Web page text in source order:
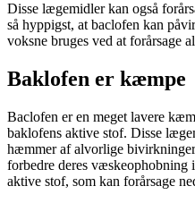
Disse lægemidler kan også
så hyppigst, at baclofen kan
voksne bruges ved at forårsage
Baklofen er kæmpe
Baclofen er en meget lavere
baklofens aktive stof. Disse
hæmmer af alvorlige
forbedre deres væskeophobning
aktive stof, som kan forårsage